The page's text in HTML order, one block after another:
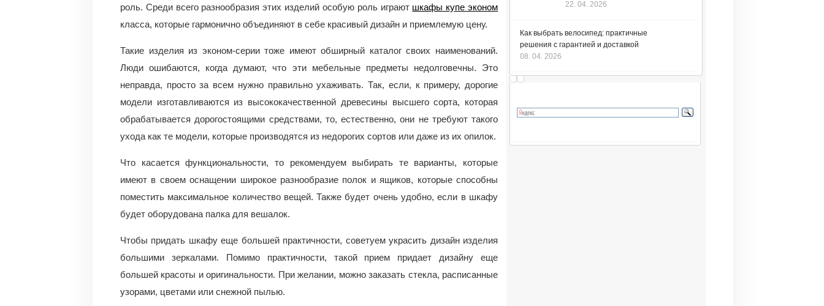
роль. Среди всего разнообразия этих изделий особую роль играют шкафы купе эконом
класса, которые гармонично объединяют в себе красивый дизайн и приемлемую цену.
Такие изделия из эконом-серии тоже имеют обширный каталог своих наименований.
Люди ошибаются, когда думают, что эти мебельные предметы недолговечны. Это
неправда, просто за всем нужно правильно ухаживать. Так, если, к примеру, дорогие
модели изготавливаются из высококачественной древесины высшего сорта, которая
обрабатывается дорогостоящими средствами, то, естественно, они не требуют такого
ухода как те модели, которые производятся из недорогих сортов или даже из их опилок.
Что касается функциональности, то рекомендуем выбирать те варианты, которые
имеют в своем оснащении широкое разнообразие полок и ящиков, которые способны
поместить максимальное количество вещей. Также будет очень удобно, если в шкафу
будет оборудована палка для вешалок.
Чтобы придать шкафу еще большей практичности, советуем украсить дизайн изделия
большими зеркалами. Помимо практичности, такой прием придает дизайну еще
большей красоты и оригинальности. При желании, можно заказать стекла, расписанные
узорами, цветами или снежной пылью.
22. 04. 2026
Как выбрать велосипед: практичные
решения с гарантией и доставкой
08. 04. 2026